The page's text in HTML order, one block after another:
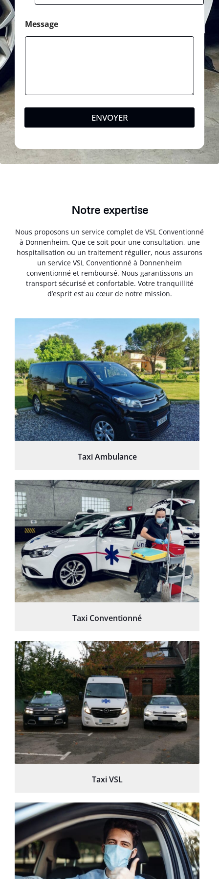
Message
ENVOYER
Notre expertise
Nous proposons un service complet de VSL Conventionné
à Donnenheim. Que ce soit pour une consultation, une
hospitalisation ou un traitement régulier, nous assurons
un service VSL Conventionné à Donnenheim
conventionné et remboursé. Nous garantissons un
transport sécurisé et confortable. Votre tranquillité
d’esprit est au cœur de notre mission.
Taxi Ambulance
Taxi Conventionné
Taxi VSL